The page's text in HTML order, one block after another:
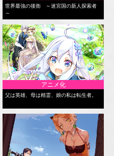
世界最強の後衛 ～迷宮国の新人探索者
～
アニメ化
父は英雄、母は精霊、娘の私は転生者。